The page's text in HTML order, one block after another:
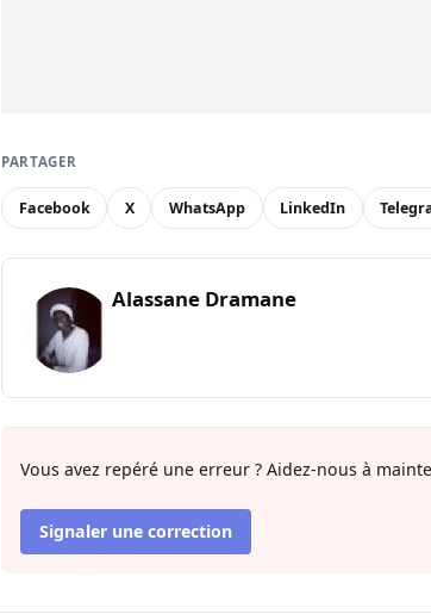
PARTAGER
Facebook X WhatsApp LinkedIn
Alassane Dramane
Vous avez repéré une erreur ? Aidez-nous à
Signaler une correction